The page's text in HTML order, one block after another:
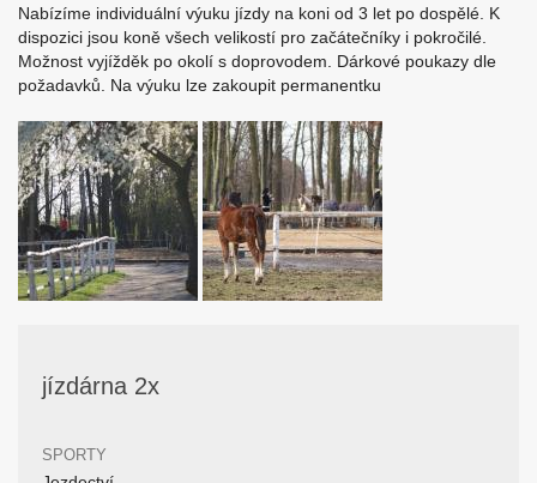
Nabízíme individuální výuku jízdy na koni od 3 let po dospělé. K
dispozici jsou koně všech velikostí pro začátečníky i pokročilé.
Možnost vyjížděk po okolí s doprovodem. Dárkové poukazy dle
požadavků. Na výuku lze zakoupit permanentku
jízdárna 2x
SPORTY